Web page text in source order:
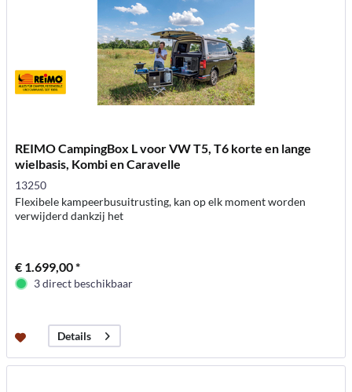
REIMO CampingBox L voor VW T5, T6 korte en lange
wielbasis, Kombi en Caravelle
13250
Flexibele kampeerbusuitrusting, kan op elk moment worden
verwijderd dankzij het
€ 1.699,00 *
3 direct beschikbaar
Details